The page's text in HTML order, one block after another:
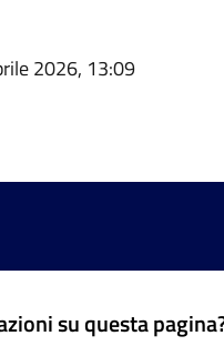
2026, 13:09
su questa